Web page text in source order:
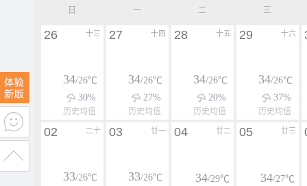
日 一 二 三
十三
26
34/26℃
30%
历史均值
十四
27
34/26℃
27%
历史均值
十五
28
34/26℃
20%
历史均值
十六
29
34/26℃
37%
历史均值
二十
02
33/26℃
廿一
03
33/26℃
廿二
04
34/29℃
廿三
05
34/27℃